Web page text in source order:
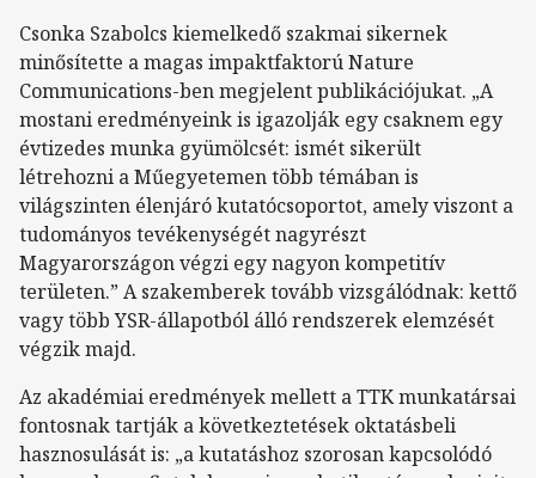
Csonka Szabolcs kiemelkedő szakmai sikernek
minősítette a magas impaktfaktorú Nature
Communications-ben megjelent publikációjukat. „A
mostani eredményeink is igazolják egy csaknem egy
évtizedes munka gyümölcsét: ismét sikerült
létrehozni a Műegyetemen több témában is
világszinten élenjáró kutatócsoportot, amely viszont a
tudományos tevékenységét nagyrészt
Magyarországon végzi egy nagyon kompetitív
területen.” A szakemberek tovább vizsgálódnak: kettő
vagy több YSR-állapotból álló rendszerek elemzését
végzik majd.
Az akadémiai eredmények mellett a TTK munkatársai
fontosnak tartják a következtetések oktatásbeli
hasznosulását is: „a kutatáshoz szorosan kapcsolódó